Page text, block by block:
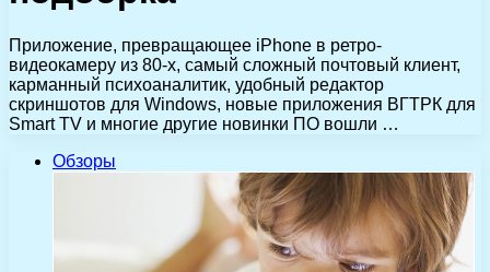
Приложение, превращающее iPhone в ретро-
видеокамеру из 80-х, самый сложный почтовый клиент,
карманный психоаналитик, удобный редактор
скриншотов для Windows, новые приложения ВГТРК для
Smart TV и многие другие новинки ПО вошли …
Обзоры